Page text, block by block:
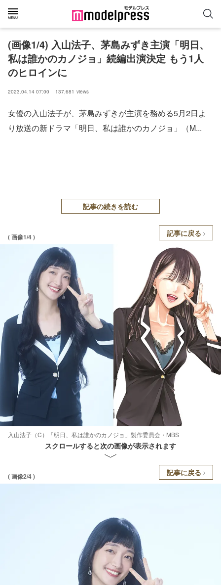
(画像1/4) 入山法子、茅島みずき主演「明日、
私は誰かのカノジョ」続編出演決定 もう1人
のヒロインに
2023.04.14 07:00 137,681 views
女優の入山法子が、茅島みずきが主演を務める5月2日よ
り放送の新ドラマ「明日、私は誰かのカノジョ」（M...
記事の続きを読む
( 画像1/4 ) 記事に戻る
入山法子（C）「明日、私は誰かのカノジョ」製作委員会・MBS
スクロールすると次の画像が表示されます
( 画像2/4 ) 記事に戻る